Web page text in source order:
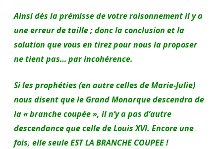
Ainsi dès la prémisse de votre raisonnement il y a
une erreur de taille ; donc la conclusion et la
solution que vous en tirez pour nous la proposer
ne tient pas… par incohérence.
Si les prophéties (en autre celles de Marie-Julie)
nous disent que le Grand Monarque descendra de
la « branche coupée », il n’y a pas d’autre
descendance que celle de Louis XVI. Encore une
fois, elle seule EST LA BRANCHE COUPEE !